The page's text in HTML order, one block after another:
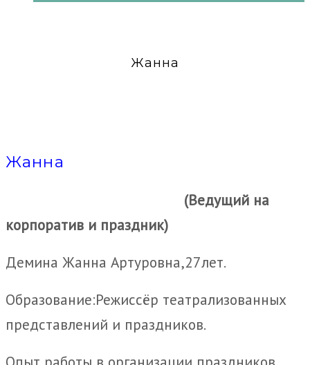
Жанна
Жанна
(Ведущий на
корпоратив и праздник)
Демина Жанна Артуровна,27лет.
Образование:Режиссёр театрализованных
представлений и праздников.